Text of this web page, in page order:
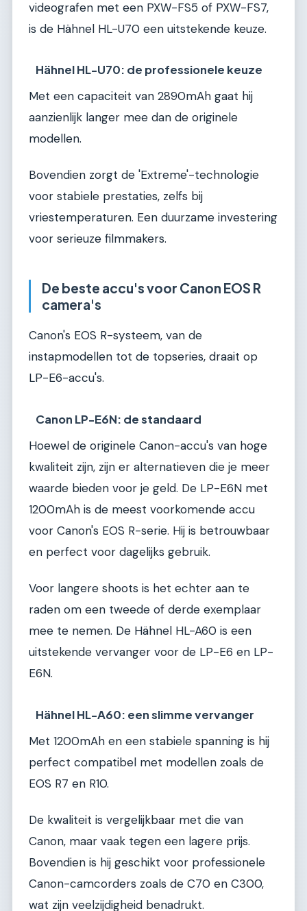
videografen met een PXW-FS5 of PXW-FS7,
is de Hähnel HL-U70 een uitstekende keuze.
Hähnel HL-U70: de professionele keuze
Met een capaciteit van 2890mAh gaat hij
aanzienlijk langer mee dan de originele
modellen.
Bovendien zorgt de 'Extreme'-technologie
voor stabiele prestaties, zelfs bij
vriestemperaturen. Een duurzame investering
voor serieuze filmmakers.
De beste accu's voor Canon EOS R
camera's
Canon's EOS R-systeem, van de
instapmodellen tot de topseries, draait op
LP-E6-accu's.
Canon LP-E6N: de standaard
Hoewel de originele Canon-accu's van hoge
kwaliteit zijn, zijn er alternatieven die je meer
waarde bieden voor je geld. De LP-E6N met
1200mAh is de meest voorkomende accu
voor Canon's EOS R-serie. Hij is betrouwbaar
en perfect voor dagelijks gebruik.
Voor langere shoots is het echter aan te
raden om een tweede of derde exemplaar
mee te nemen. De Hähnel HL-A60 is een
uitstekende vervanger voor de LP-E6 en LP-
E6N.
Hähnel HL-A60: een slimme vervanger
Met 1200mAh en een stabiele spanning is hij
perfect compatibel met modellen zoals de
EOS R7 en R10.
De kwaliteit is vergelijkbaar met die van
Canon, maar vaak tegen een lagere prijs.
Bovendien is hij geschikt voor professionele
Canon-camcorders zoals de C70 en C300,
wat zijn veelzijdigheid benadrukt.